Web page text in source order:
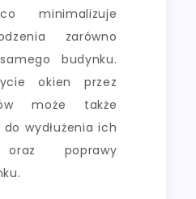
minimalizuje
zarówno
budynku.
okien przez
może także
wydłużenia ich
oraz poprawy